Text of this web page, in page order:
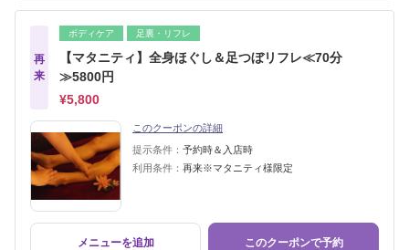
再
来
ボディケア 足裏・リフレ
【マタニティ】全身ほぐし＆足つぼリフレ≪70分
≫5800円
¥5,800
このクーポンの詳細
提示条件： 予約時＆入店時
利用条件： 再来※マタニティ様限定
メニューを追加 このクーポンで予約